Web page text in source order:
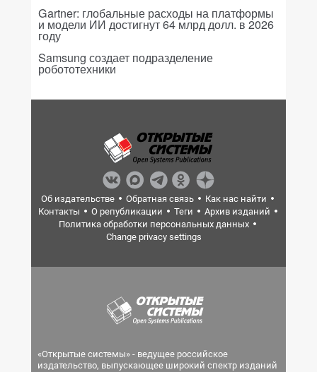
Gartner: глобальные расходы на платформы
и модели ИИ достигнут 64 млрд долл. в 2026
году
Samsung создает подразделение
робототехники
Об издательстве Обратная связь
Как нас найти
Контакты
О републикации Теги
Архив изданий
Политика обработки персональных данных
Change privacy settings
«Открытые системы» - ведущее российское
издательство, выпускающее широкий спектр изданий